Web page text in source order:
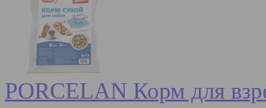
PORCELAN Корм для